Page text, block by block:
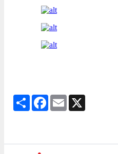
Share Facebook
Email